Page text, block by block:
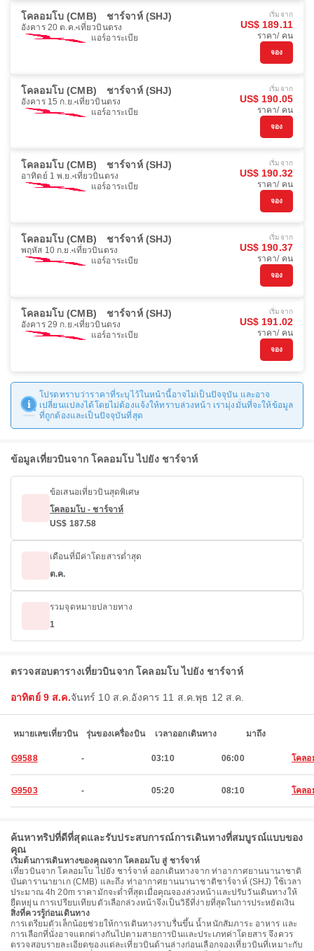
โคลอมโบ (CMB) ชาร์จาห์ (SHJ)
อังคาร 20 ต.ค. เที่ยวบินตรง
แอร์อาระเบีย
เริ่มจาก
US$ 189.11
ราคา/ คน
จอง
โคลอมโบ (CMB) ชาร์จาห์ (SHJ)
อังคาร 15 ก.ย. เที่ยวบินตรง
แอร์อาระเบีย
เริ่มจาก
US$ 190.05
ราคา/ คน
จอง
โคลอมโบ (CMB) ชาร์จาห์ (SHJ)
อาทิตย์ 1 พ.ย. เที่ยวบินตรง
แอร์อาระเบีย
เริ่มจาก
US$ 190.32
ราคา/ คน
จอง
โคลอมโบ (CMB) ชาร์จาห์ (SHJ)
พฤหัส 10 ก.ย. เที่ยวบินตรง
แอร์อาระเบีย
เริ่มจาก
US$ 190.37
ราคา/ คน
จอง
โคลอมโบ (CMB) ชาร์จาห์ (SHJ)
อังคาร 29 ก.ย. เที่ยวบินตรง
แอร์อาระเบีย
เริ่มจาก
US$ 191.02
ราคา/ คน
จอง
โปรดทราบว่าราคาที่ระบุไว้ในหน้านี้อาจไม่เป็นปัจจุบัน และอาจ
เปลี่ยนแปลงได้โดยไม่ต้องแจ้งให้ทราบล่วงหน้า เรามุ่งมั่นที่จะให้ข้อมูล
ที่ถูกต้องและเป็นปัจจุบันที่สุด
ข้อมูลเที่ยวบินจาก โคลอมโบ ไปยัง ชาร์จาห์
ข้อเสนอเที่ยวบินสุดพิเศษ
โคลอมโบ - ชาร์จาห์
US$ 187.58
เดือนที่มีค่าโดยสารต่ำสุด
ต.ค.
รวมจุดหมายปลายทาง
1
ตรวจสอบตารางเที่ยวบินจาก โคลอมโบ ไปยัง ชาร์จาห์
อาทิตย์ 9 ส.ค.จันทร์ 10 ส.ค. อังคาร 11 ส.ค.พุธ 12 ส.ค.
หมายเลขเที่ยวบิน รุ่นของเครื่องบิน เวลาออกเดินทาง มาถึง
G9588 - 03:10 06:00 โคลอ
G9503 - 05:20 08:10 โคลอ
ค้นหาทริปที่ดีที่สุดและรับประสบการณ์การเดินทางที่สมบูรณ์แบบของ
คุณ
เริ่มต้นการเดินทางของคุณจาก โคลอมโบ สู่ ชาร์จาห์
เที่ยวบินจาก โคลอมโบ ไปยัง ชาร์จาห์ ออกเดินทางจาก ท่าอากาศยานนานาชาติ
บันดารานายาเก (CMB) และถึง ท่าอากาศยานนานาชาติชาร์จาห์ (SHJ) ใช้เวลา
ประมาณ 4h 20m ราคามักจะต่ำที่สุดเมื่อคุณจองล่วงหน้าและปรับวันเดินทางให้
ยืดหยุ่น การเปรียบเทียบตัวเลือกล่วงหน้าจึงเป็นวิธีที่ง่ายที่สุดในการประหยัดเงิน
สิ่งที่ควรรู้ก่อนเดินทาง
การเตรียมตัวเล็กน้อยช่วยให้การเดินทางราบรื่นขึ้น น้ำหนักสัมภาระ อาหาร และ
การเลือกที่นั่งอาจแตกต่างกันไปตามสายการบินและประเภทค่าโดยสาร จึงควร
ตรวจสอบรายละเอียดของแต่ละเที่ยวบินด้านล่างก่อนเลือกจองเที่ยวบินที่เหมาะกับ